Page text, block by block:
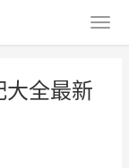
大全最新